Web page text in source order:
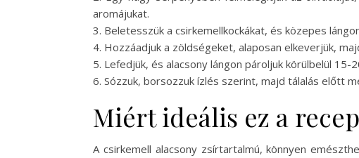
aromájukat.
3. Beletesszük a csirkemellkockákat, és közepes
4. Hozzáadjuk a zöldségeket, alaposan elkeverjük,
5. Lefedjük, és alacsony lángon pároljuk körülbelül
6. Sózzuk, borsozzuk ízlés szerint, majd tálalás előtt
Miért ideális ez a
A csirkemell alacsony zsírtartalmú, könnyen